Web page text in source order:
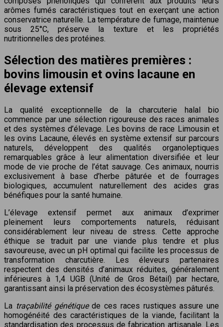
arômes fumés caractéristiques tout en exerçant une action
conservatrice naturelle. La température de fumage, maintenue
sous 25°C, préserve la texture et les propriétés
nutritionnelles des protéines.
Sélection des matières premières :
bovins limousin et ovins lacaune en
élevage extensif
La qualité exceptionnelle de la charcuterie halal bio
commence par une sélection rigoureuse des races animales
et des systèmes d’élevage. Les bovins de race Limousin et
les ovins Lacaune, élevés en système extensif sur parcours
naturels, développent des qualités organoleptiques
remarquables grâce à leur alimentation diversifiée et leur
mode de vie proche de l’état sauvage. Ces animaux, nourris
exclusivement à base d’herbe pâturée et de fourrages
biologiques, accumulent naturellement des acides gras
bénéfiques pour la santé humaine.
L’élevage extensif permet aux animaux d’exprimer
pleinement leurs comportements naturels, réduisant
considérablement leur niveau de stress. Cette approche
éthique se traduit par une viande plus tendre et plus
savoureuse, avec un pH optimal qui facilite les processus de
transformation charcutière. Les éleveurs partenaires
respectent des densités d’animaux réduites, généralement
inférieures à 1,4 UGB (Unité de Gros Bétail) par hectare,
garantissant ainsi la préservation des écosystèmes pâturés.
La traçabilité génétiquede ces races rustiques assure une
homogénéité des caractéristiques de la viande, facilitant la
standardisation des processus de fabrication artisanale. Les